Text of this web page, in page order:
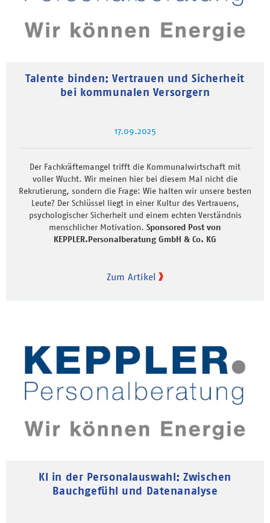
Talente binden: Vertrauen und Sicherheit
bei kommunalen Versorgern
17.09.2025
Der Fachkräftemangel trifft die Kommunalwirtschaft mit
voller Wucht. Wir meinen hier bei diesem Mal nicht die
Rekrutierung, sondern die Frage: Wie halten wir unsere besten
Leute? Der Schlüssel liegt in einer Kultur des Vertrauens,
psychologischer Sicherheit und einem echten Verständnis
menschlicher Motivation. Sponsored Post von
KEPPLER.Personalberatung GmbH & Co. KG
Zum Artikel
KI in der Personalauswahl: Zwischen
Bauchgefühl und Datenanalyse